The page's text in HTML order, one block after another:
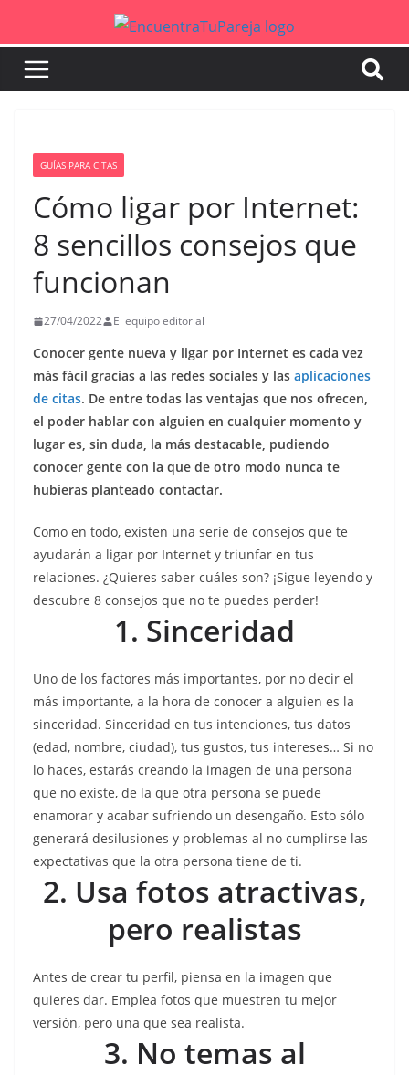
contenido
GUÍAS PARA CITAS
Cómo ligar por Internet:
8 sencillos consejos que
funcionan
27/04/2022 El equipo editorial
Conocer gente nueva y ligar por Internet es cada vez
más fácil gracias a las redes sociales y las aplicaciones
de citas. De entre todas las ventajas que nos ofrecen,
el poder hablar con alguien en cualquier momento y
lugar es, sin duda, la más destacable, pudiendo
conocer gente con la que de otro modo nunca te
hubieras planteado contactar.
Como en todo, existen una serie de consejos que te
ayudarán a ligar por Internet y triunfar en tus
relaciones. ¿Quieres saber cuáles son? ¡Sigue leyendo y
descubre 8 consejos que no te puedes perder!
1. Sinceridad
Uno de los factores más importantes, por no decir el
más importante, a la hora de conocer a alguien es la
sinceridad. Sinceridad en tus intenciones, tus datos
(edad, nombre, ciudad), tus gustos, tus intereses… Si no
lo haces, estarás creando la imagen de una persona
que no existe, de la que otra persona se puede
enamorar y acabar sufriendo un desengaño. Esto sólo
generará desilusiones y problemas al no cumplirse las
expectativas que la otra persona tiene de ti.
2. Usa fotos atractivas,
pero realistas
Antes de crear tu perfil, piensa en la imagen que
quieres dar. Emplea fotos que muestren tu mejor
versión, pero una que sea realista.
3. No temas al